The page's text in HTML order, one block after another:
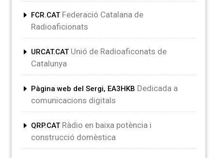
FCR.CAT Federació Catalana de
Radioaficionats
URCAT.CATUnió de Radioaficonats de
Catalunya
Pàgina web del Sergi, EA3HKB Dedicada a
comunicacions digitals
QRP.CATRàdio en baixa potència i
construcció domèstica